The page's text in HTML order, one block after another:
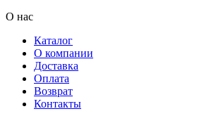
О нас
Каталог
О компании
Доставка
Оплата
Возврат
Контакты